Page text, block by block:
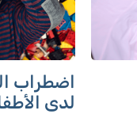
اضطراب
لدى